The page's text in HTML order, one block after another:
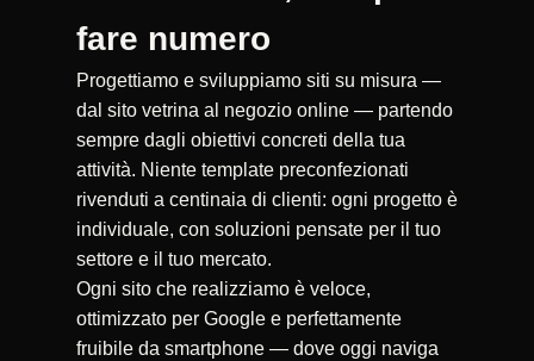
fare numero
Progettiamo e sviluppiamo siti su misura —
dal sito vetrina al negozio online — partendo
sempre dagli obiettivi concreti della tua
attività. Niente template preconfezionati
rivenduti a centinaia di clienti: ogni progetto è
individuale, con soluzioni pensate per il tuo
settore e il tuo mercato.
Ogni sito che realizziamo è veloce,
ottimizzato per Google e perfettamente
fruibile da smartphone — dove oggi naviga